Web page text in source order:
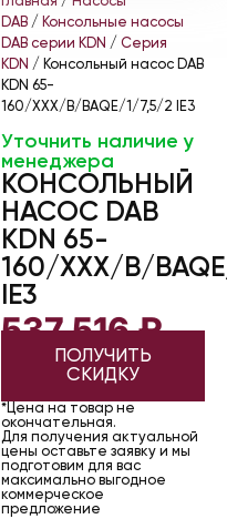
DAB / Консольные насосы
DAB серии KDN / Серия
KDN / Консольный насос DAB
KDN 65-
160/XXX/B/BAQE/1/7,5/2 IE3
Уточнить наличие у
менеджера
КОНСОЛЬНЫЙ
НАСОС DAB
KDN 65-
160/XXX/B/
IE3
537 516₽
ПОЛУЧИТЬ
СКИДКУ
*Цена на товар не
окончательная.
Для получения актуальной
цены оставьте заявку и мы
подготовим для вас
максимально выгодное
коммерческое
предложение